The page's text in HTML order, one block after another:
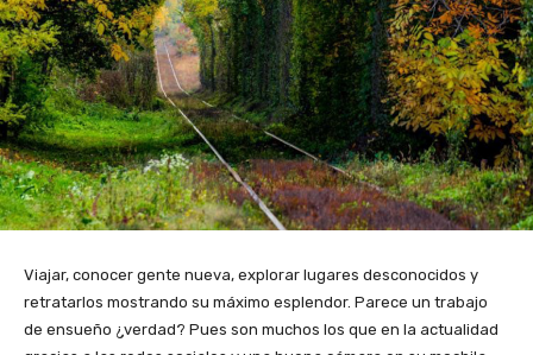
Viajar, conocer gente nueva, explorar lugares desconocidos y
retratarlos mostrando su máximo esplendor. Parece un trabajo
de ensueño ¿verdad? Pues son muchos los que en la actualidad